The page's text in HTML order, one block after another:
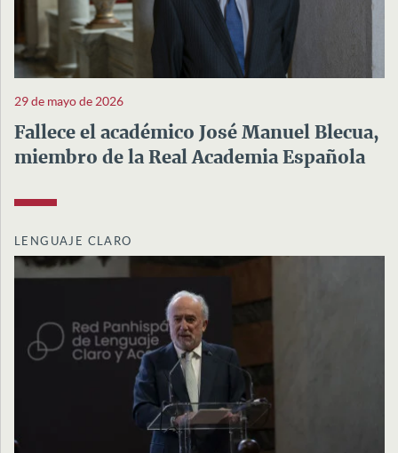
29 de mayo de 2026
Fallece el académico José Manuel Blecua,
miembro de la Real Academia Española
LENGUAJE CLARO